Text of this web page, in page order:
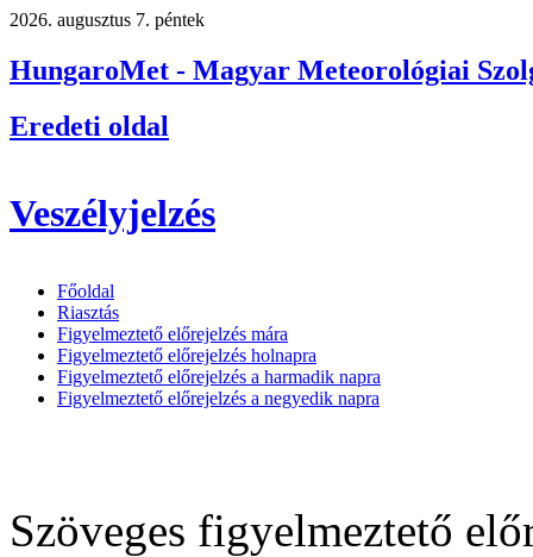
2026. augusztus 7. péntek
HungaroMet - Magyar Meteorológiai
Eredeti oldal
Veszélyjelzés
Főoldal
Riasztás
Figyelmeztető előrejelzés mára
Figyelmeztető előrejelzés holnapra
Figyelmeztető előrejelzés a harmadik napra
Figyelmeztető előrejelzés a negyedik napra
Szöveges figyelmeztető